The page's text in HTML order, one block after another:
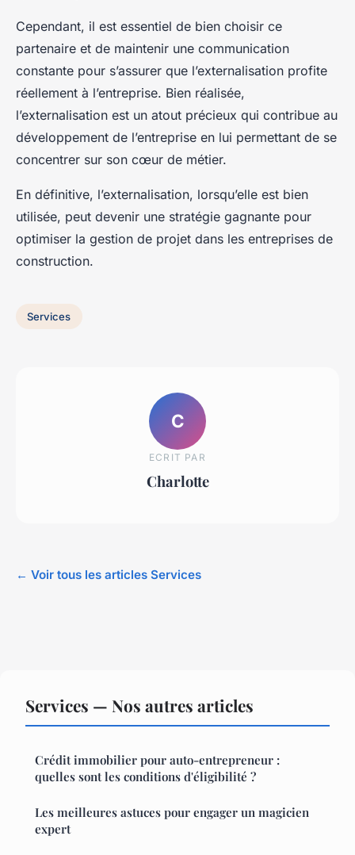
Cependant, il est essentiel de bien choisir ce
partenaire et de maintenir une communication
constante pour s’assurer que l’externalisation profite
réellement à l’entreprise. Bien réalisée,
l’externalisation est un atout précieux qui contribue au
développement de l’entreprise en lui permettant de se
concentrer sur son cœur de métier.
En définitive, l’externalisation, lorsqu’elle est bien
utilisée, peut devenir une stratégie gagnante pour
optimiser la gestion de projet dans les entreprises de
construction.
Services
C
ECRIT PAR
Charlotte
← Voir tous les articles Services
Services — Nos autres articles
Crédit immobilier pour auto-entrepreneur :
quelles sont les conditions d'éligibilité ?
Les meilleures astuces pour engager un magicien
expert